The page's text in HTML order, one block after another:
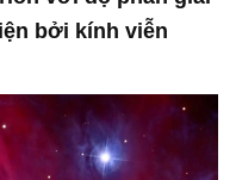
bởi kính viễn